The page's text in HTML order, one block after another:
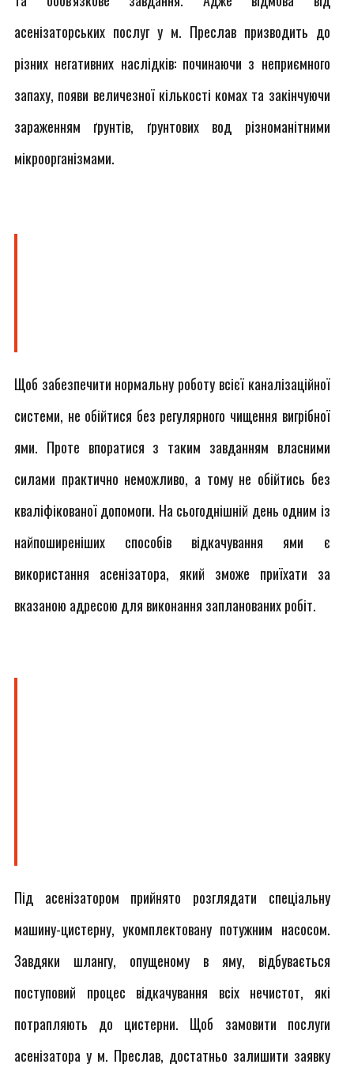
асенізаторських послуг у м. Преслав призводить до
різних негативних наслідків: починаючи з неприємного
запаху, появи величезної кількості комах та закінчуючи
зараженням ґрунтів, ґрунтових вод різноманітними
мікроорганізмами.
Щоб забезпечити нормальну роботу всієї каналізаційної
системи, не обійтися без регулярного чищення вигрібної
ями. Проте впоратися з таким завданням власними
силами практично неможливо, а тому не обійтись без
кваліфікованої допомоги. На сьогоднішній день одним із
найпоширеніших способів відкачування ями є
використання асенізатора, який зможе приїхати за
вказаною адресою для виконання запланованих робіт.
Під асенізатором прийнято розглядати спеціальну
машину-цистерну, укомплектовану потужним насосом.
Завдяки шлангу, опущеному в яму, відбувається
поступовий процес відкачування всіх нечистот, які
потрапляють до цистерни. Щоб замовити послуги
асенізатора у м. Преслав, достатньо залишити заявку